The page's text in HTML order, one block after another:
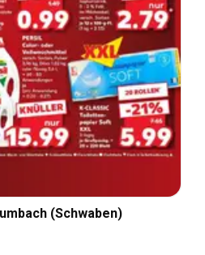
(Schwaben)